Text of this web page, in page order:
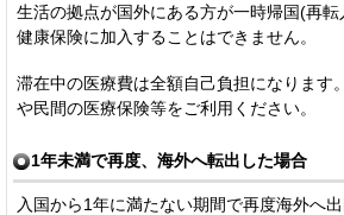
生活の拠点が国外にある方が一時帰国(再
健康保険に加入することはできません。
滞在中の医療費は全額自己負担になります
や民間の医療保険等をご利用ください。
1年未満で再度、海外へ転出した場合
入国から1年に満たない期間で再度海外へ